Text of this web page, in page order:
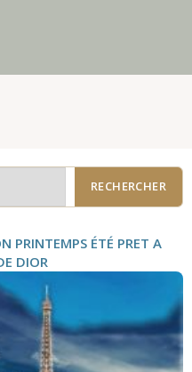
RECHERCHER
PRINTEMPS ÉTÉ PRET A
DIOR